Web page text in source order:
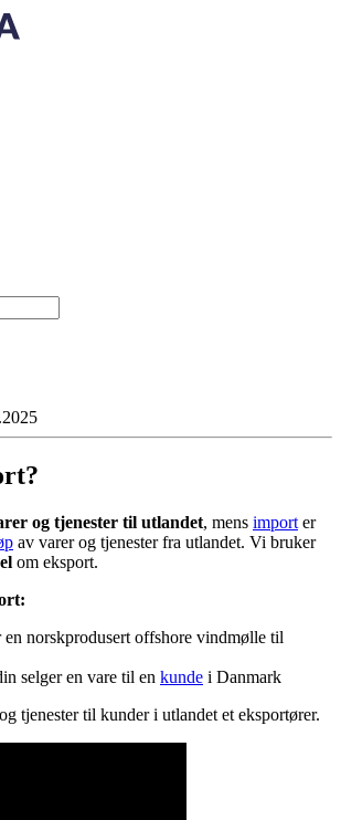
og tjenester til utlandet, mens import er
av varer og tjenester fra utlandet. Vi bruker
om eksport.
en norskprodusert offshore vindmølle til
selger en vare til en kunde i Danmark
tjenester til kunder i utlandet et eksportører.